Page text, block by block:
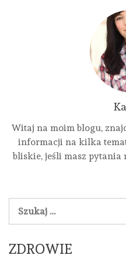
Witaj na moim blogu,
informacji na kilka
bliskie, jeśli masz pytania
ZDROWIE